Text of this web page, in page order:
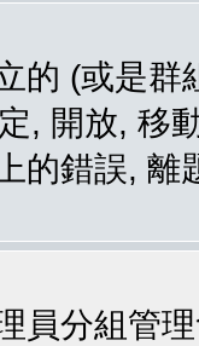
的 (或是
, 開放, 移
的錯誤, 離
員分組管